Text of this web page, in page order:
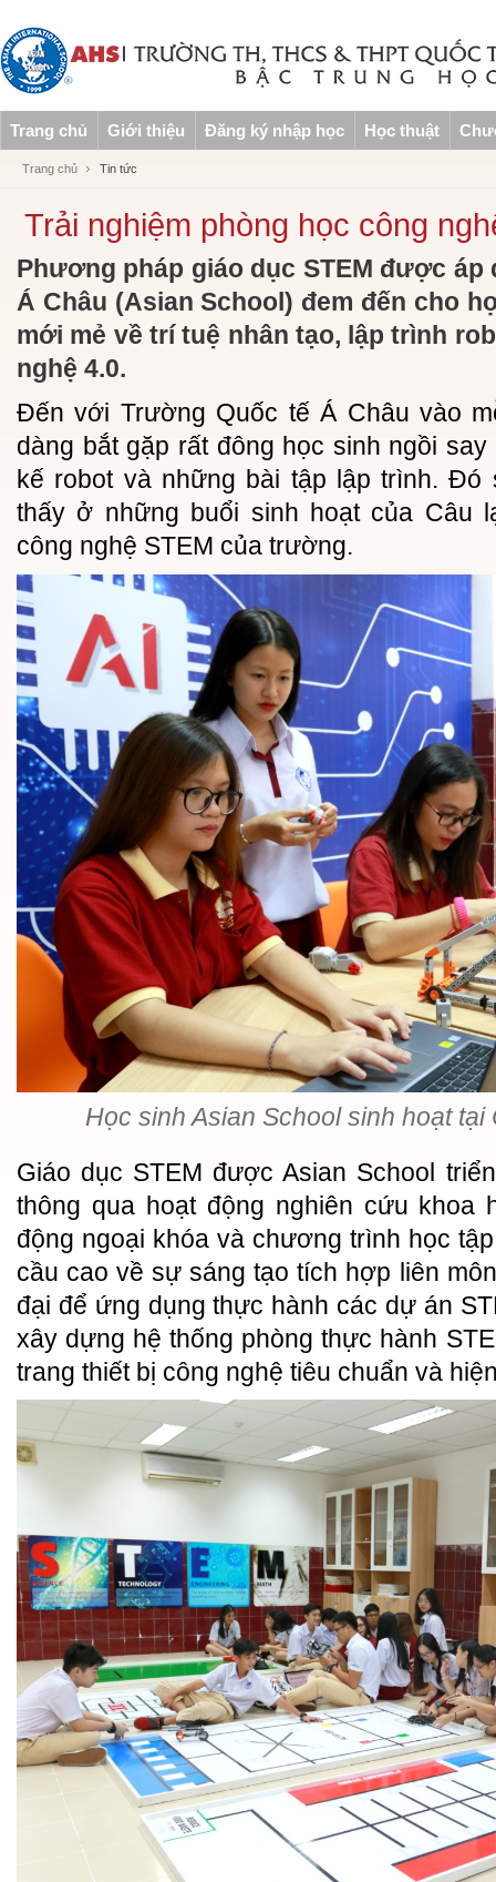
Trang chủ Giới thiệu Đăng ký nhập học Học thuật
Trang chủ Tin tức
Trải nghiệm phòng học công
Phương pháp giáo dục STEM được
Á Châu (Asian School) đem đến cho
mới mẻ về trí tuệ nhân tạo, lập trình
nghệ 4.0.
Đến với Trường Quốc tế Á Châu vào
dàng bắt gặp rất đông học sinh ngồi
kế robot và những bài tập lập trình. Đó
thấy ở những buổi sinh hoạt của Câu
công nghệ STEM của trường.
Học sinh Asian School sinh hoạt
Giáo dục STEM được Asian School
thông qua hoạt động nghiên cứu khoa
động ngoại khóa và chương trình học
cầu cao về sự sáng tạo tích hợp liên
đại để ứng dụng thực hành các dự án
xây dựng hệ thống phòng thực hành
trang thiết bị công nghệ tiêu chuẩn và